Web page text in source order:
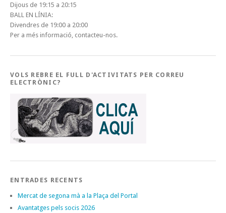
Dijous de 19:15 a 20:15
BALL EN LÍNIA:
Divendres de 19:00 a 20:00
Per a més informació, contacteu-nos.
VOLS REBRE EL FULL D'ACTIVITATS PER CORREU
ELECTRÒNIC?
ENTRADES RECENTS
Mercat de segona mà a la Plaça del Portal
Avantatges pels socis 2026